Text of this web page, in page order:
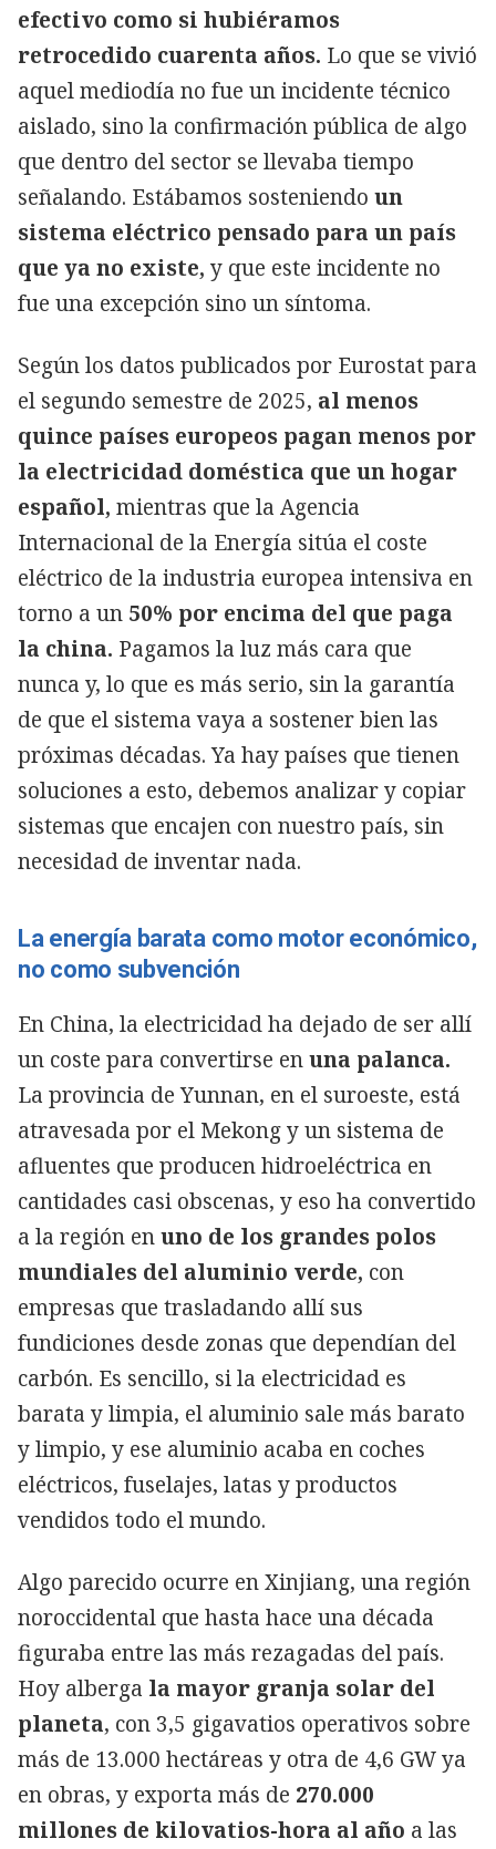
efectivo como si hubiéramos
retrocedido cuarenta años. Lo que se vivió
aquel mediodía no fue un incidente técnico
aislado, sino la confirmación pública de algo
que dentro del sector se llevaba tiempo
señalando. Estábamos sosteniendo un
sistema eléctrico pensado para un país
que ya no existe, y que este incidente no
fue una excepción sino un síntoma.
Según los datos publicados por Eurostat para
el segundo semestre de 2025, al menos
quince países europeos pagan menos por
la electricidad doméstica que un hogar
español, mientras que la Agencia
Internacional de la Energía sitúa el coste
eléctrico de la industria europea intensiva en
torno a un 50% por encima del que paga
la china. Pagamos la luz más cara que
nunca y, lo que es más serio, sin la garantía
de que el sistema vaya a sostener bien las
próximas décadas. Ya hay países que tienen
soluciones a esto, debemos analizar y copiar
sistemas que encajen con nuestro país, sin
necesidad de inventar nada.
La energía barata como motor económico,
no como subvención
En China, la electricidad ha dejado de ser allí
un coste para convertirse enuna palanca.
La provincia de Yunnan, en el suroeste, está
atravesada por el Mekong y un sistema de
afluentes que producen hidroeléctrica en
cantidades casi obscenas, y eso ha convertido
a la región enuno de los grandes polos
mundiales del aluminio verde, con
empresas que trasladando allí sus
fundiciones desde zonas que dependían del
carbón. Es sencillo, si la electricidad es
barata y limpia, el aluminio sale más barato
y limpio, y ese aluminio acaba en coches
eléctricos, fuselajes, latas y productos
vendidos todo el mundo.
Algo parecido ocurre en Xinjiang, una región
noroccidental que hasta hace una década
figuraba entre las más rezagadas del país.
Hoy alberga la mayor granja solar del
planeta, con 3,5 gigavatios operativos sobre
más de 13.000 hectáreas y otra de 4,6 GW ya
en obras, y exporta más de 270.000
millones de kilovatios-hora al año a las